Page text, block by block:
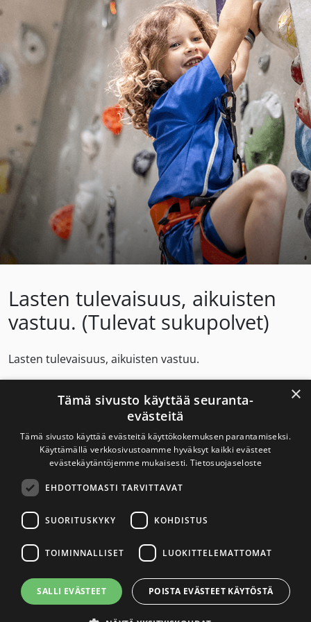
Lasten tulevaisuus, aikuisten
vastuu. (Tulevat sukupolvet)
Lasten tulevaisuus, aikuisten vastuu.
Savuton ja nikotiiniton Suomi – terveyttä myös tuleville
sukupolville.
Savuton Suomi 2030
tavoitteena on tupakaton ja nikotiiniton Suomi.
Yhteystiedot
×
Tämä sivusto käyttää seuranta-
evästeitä
Tämä sivusto käyttää evästeitä käyttökokemuksen parantamiseksi.
Käyttämällä verkkosivustoamme hyväksyt kaikki evästeet
evästekäytäntöjemme mukaisesti. Tietosuojaseloste
EHDOTTOMASTI TARVITTAVAT
SUORITUSKYKY KOHDISTUS
TOIMINNALLISET LUOKITTELEMATTOMAT
SALLI EVÄSTEET POISTA EVÄSTEET KÄYTÖSTÄ